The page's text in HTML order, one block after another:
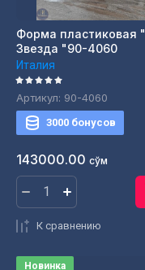
Форма пластиковая "
Звезда "90-4060
Италия
Артикул: 90-4060
3000 бонусов
143000.00 сўм
К сравнению
Новинка